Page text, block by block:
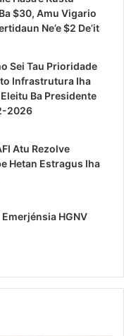
$30, Amu Vigario
Ne’e $2 De’it
Sei Tau Prioridade
Infrastrutura Iha
Ba Presidente
2026
Atu Rezolve
Hetan Estragus Iha
HGNV